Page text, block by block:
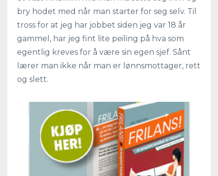
bry hodet med når man starter for seg selv. Til
tross for at jeg har jobbet siden jeg var 18 år
gammel, har jeg fint lite peiling på hva som
egentlig kreves for å være sin egen sjef. Sånt
lærer man ikke når man er lønnsmottager, rett
og slett.